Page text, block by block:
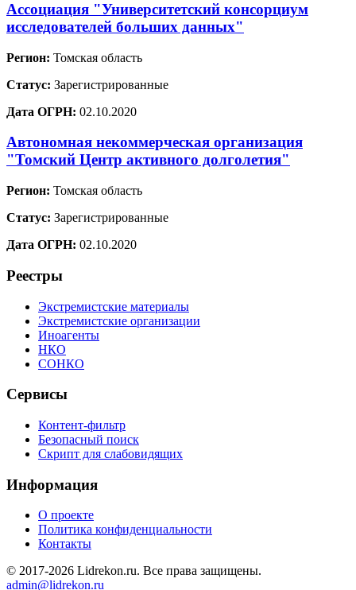
Ассоциация "Университетский консорциум
исследователей больших данных"
Регион: Томская область
Статус: Зарегистрированные
Дата ОГРН: 02.10.2020
Автономная некоммерческая организация
"Томский Центр активного долголетия"
Регион: Томская область
Статус: Зарегистрированные
Дата ОГРН: 02.10.2020
Реестры
Экстремистские материалы
Экстремистские организации
Иноагенты
НКО
СОНКО
Сервисы
Контент-фильтр
Безопасный поиск
Скрипт для слабовидящих
Информация
О проекте
Политика конфиденциальности
Контакты
© 2017-2026 Lidrekon.ru. Все права защищены.
admin@lidrekon.ru